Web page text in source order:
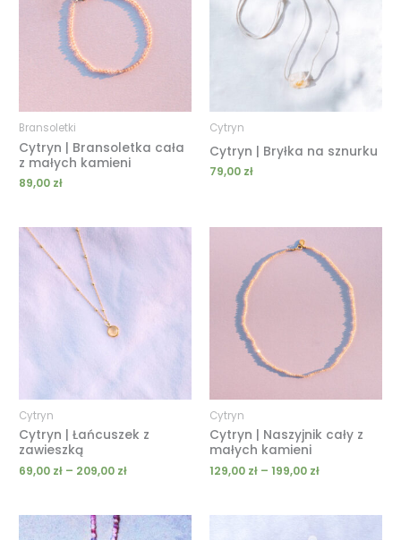
Bransoletki
Cytryn | Bransoletka cała
z małych kamieni
89,00 zł
Cytryn
Cytryn | Bryłka na sznurku
79,00 zł
Cytryn
Cytryn | Łańcuszek z
zawieszką
69,00 zł – 209,00 zł
Cytryn
Cytryn | Naszyjnik cały z
małych kamieni
129,00 zł – 199,00 zł
od
129,00 zł
199,00 zł
Zakres